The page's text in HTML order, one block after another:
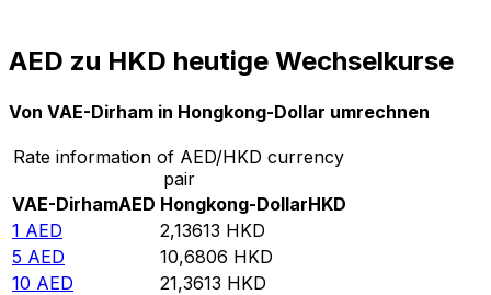
AED zu HKD heutige Wechselkurse
Von VAE-Dirham in Hongkong-Dollar umrechnen
Rate information of AED/HKD currency
pair
VAE-DirhamAED Hongkong-DollarHKD
1 AED 2,13613 HKD
5 AED 10,6806 HKD
10 AED 21,3613 HKD